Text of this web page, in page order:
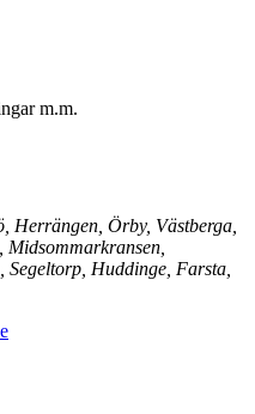
m.m.
Herrängen, Örby, Västberga,
Midsommarkransen,
Segeltorp, Huddinge, Farsta,